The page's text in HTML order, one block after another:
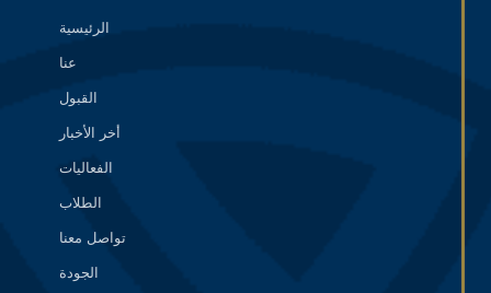
الرئيسية
عنا
القبول
أخر الأخبار
الفعاليات
الطلاب
تواصل معنا
الجودة